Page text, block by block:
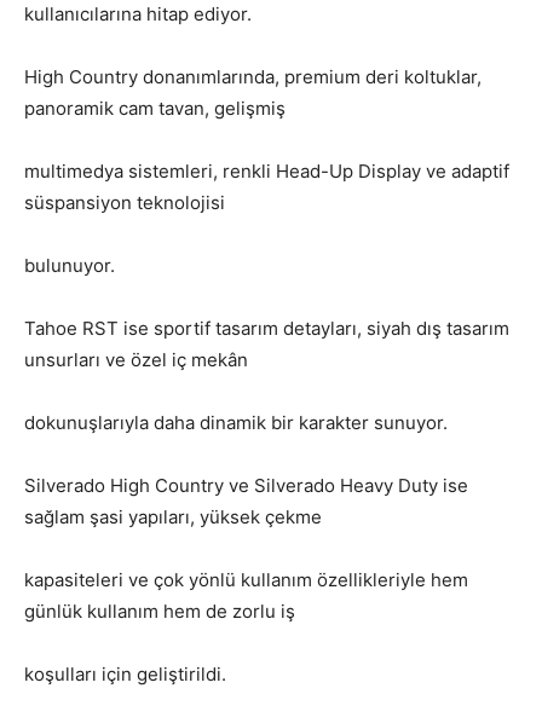
kullanıcılarına hitap ediyor.
High Country donanımlarında, premium deri koltuklar,
panoramik cam tavan, gelişmiş
multimedya sistemleri, renkli Head-Up Display ve adaptif
süspansiyon teknolojisi
bulunuyor.
Tahoe RST ise sportif tasarım detayları, siyah dış tasarım
unsurları ve özel iç mekân
dokunuşlarıyla daha dinamik bir karakter sunuyor.
Silverado High Country ve Silverado Heavy Duty ise
sağlam şasi yapıları, yüksek çekme
kapasiteleri ve çok yönlü kullanım özellikleriyle hem
günlük kullanım hem de zorlu iş
koşulları için geliştirildi.